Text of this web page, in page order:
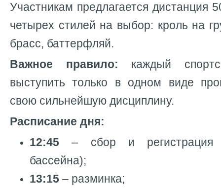
Участникам предлагается дистанция
четырех стилей на выбор: кроль на
брасс, баттерфляй.
Важное правило: каждый
выступить только в одном виде
свою сильнейшую дисциплину.
Расписание дня:
12:45 – сбор и регистрация
бассейна);
13:15 – разминка;